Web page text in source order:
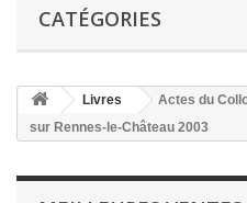
CATÉGORIES
Livres
Actes du
sur Rennes-le-Château 2003